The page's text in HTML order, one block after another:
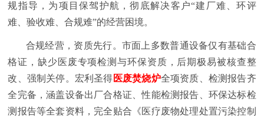
规指导，为项目保驾护航，彻底解决客户“建厂难、环评
难、验收难、合规难”的经营困境。
合规经营，资质先行。市面上多数普通设备仅有基础合
格证，缺少医废专项检测与环保资质，后期极易被核查整
改、强制关停。宏利圣得 医废焚烧炉全项资质、检测报告齐
全完备，涵盖设备出厂合格证、性能检测报告、环保达标检
测报告等全套资料，完全贴合《医疗废物处理处置污染控制